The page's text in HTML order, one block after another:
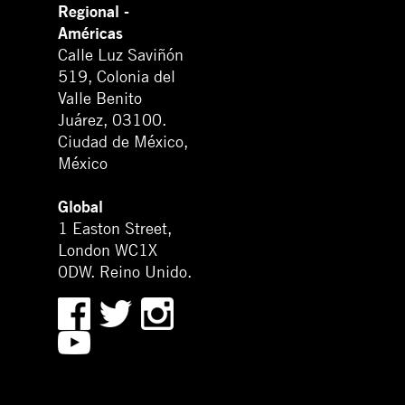
Regional -
Américas
Calle Luz Saviñón
519, Colonia del
Valle Benito
Juárez, 03100.
Ciudad de México,
México
Global
1 Easton Street,
London WC1X
0DW. Reino Unido.